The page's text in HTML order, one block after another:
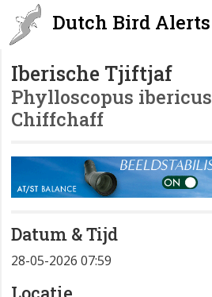
Dutch Bird Alerts
Iberische Tjiftjaf
Phylloscopus ibericus
Chiffchaff
Datum & Tijd
28-05-2026 07:59